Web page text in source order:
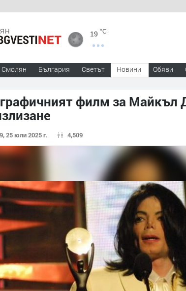
19 °C
Смолян България Светът Новини Обяви
филм за Майкъл
25 юли 2025 г. 4,509